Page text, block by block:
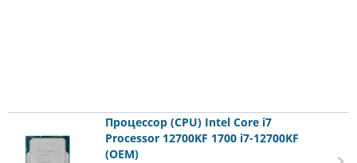
Процессор (CPU) Intel Core i7
Processor 12700KF 1700 i7-12700KF
(OEM)